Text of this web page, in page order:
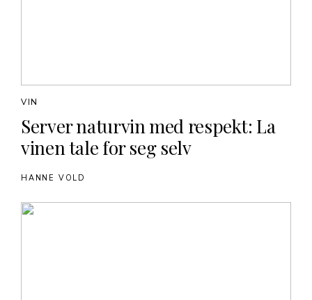
Server naturvin med respekt: La
vinen tale for seg selv
VIN
HANNE VOLD